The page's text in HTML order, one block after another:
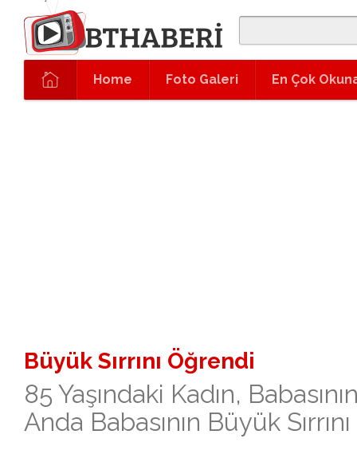
Home Foto Galeri En Çok
Büyük Sırrını Öğrendi
85 Yaşındaki Kadın,
Anda Babasının Büyük